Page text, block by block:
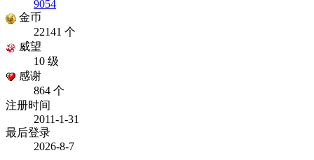
9054
金币
22141 个
威望
10 级
感谢
864 个
注册时间
2011-1-31
最后登录
2026-8-7